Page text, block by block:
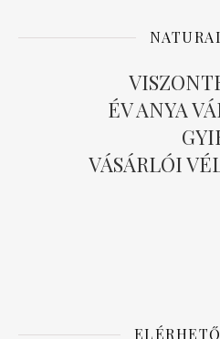
ÉV ANYA
VÁSÁRLÓI